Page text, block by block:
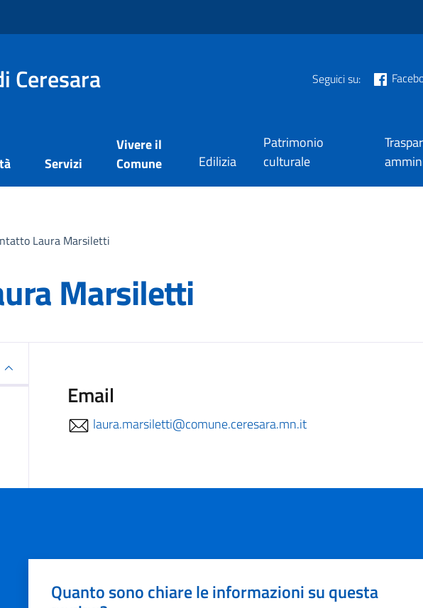
Ceresara Seguici su:
Servizi
Vivere il
Comune
Edilizia
Patrimonio
culturale
Laura Marsiletti
Marsiletti
Email
laura.marsiletti@comune.ceresara.mn.it
Quanto sono chiare le informazioni su questa